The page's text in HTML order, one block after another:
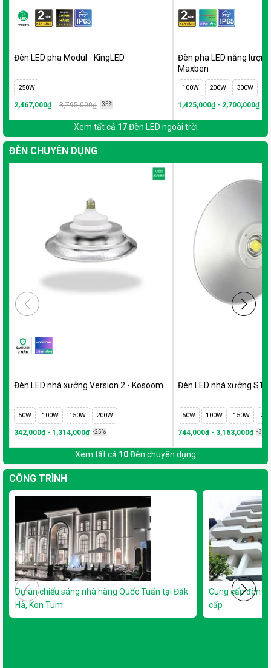
Đèn LED pha Modul - KingLED
250W
2,467,000₫ 3,795,000₫ -35%
Đèn pha LED năng
Maxben
100W 200W 300W
1,425,000₫ - 2,700,000₫
Xem tất cả 17Đèn LED ngoài trời
ĐÈN CHUYÊN DỤNG
Đèn LED nhà xưởng Version 2 - Kosoom
50W 100W 150W 200W
342,000₫ - 1,314,000₫ -25%
Đèn LED nhà xưởng S1
50W 100W 150W
744,000₫ - 3,163,000₫ -35%
Xem tất cả 10Đèn chuyên dụng
CÔNG TRÌNH
Dự án chiếu sáng nhà hàng Quốc Tuấn tại Đăk
Hà, Kon Tum
Cung cấp đèn
cấp